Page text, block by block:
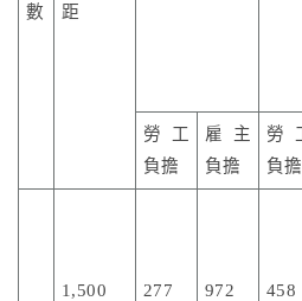
數
距
勞工
負擔
雇主
負擔
勞
負擔
1,500 277 972 458